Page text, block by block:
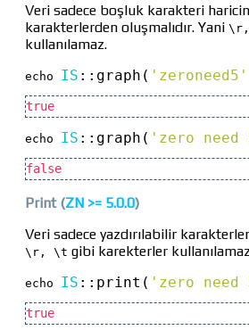
Veri sadece boşluk karakteri
karakterlerden oluşmalıdır. Yani
kullanılamaz.
echo IS :: graph( 'zeroneed5'
true
echo IS :: graph( 'zero need
false
Print(ZN >= 5.0.0)
Veri sadece yazdırılabilir
\r, \t gibi karekterler
echo IS :: print( 'zero need
true